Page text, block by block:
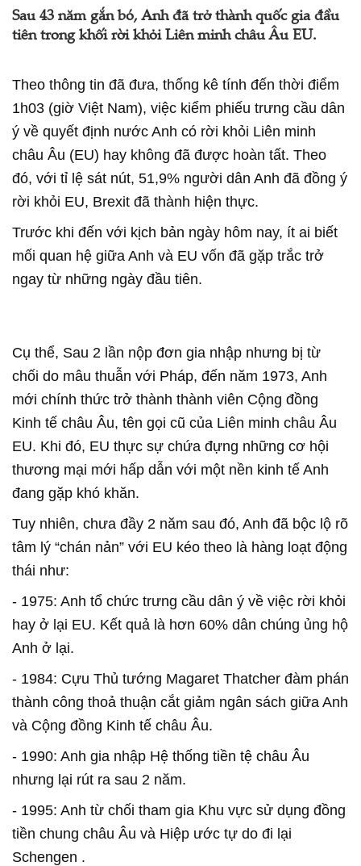
Sau 43 năm gắn bó, Anh đã trở thành quốc gia đầu
tiên trong khối rời khỏi Liên minh châu Âu EU.
Theo thông tin đã đưa, thống kê tính đến thời điểm
1h03 (giờ Việt Nam), việc kiểm phiếu trưng cầu dân
ý về quyết định nước Anh có rời khỏi Liên minh
châu Âu (EU) hay không đã được hoàn tất. Theo
đó, với tỉ lệ sát nút, 51,9% người dân Anh đã đồng ý
rời khỏi EU, Brexit đã thành hiện thực.
Trước khi đến với kịch bản ngày hôm nay, ít ai biết
mối quan hệ giữa Anh và EU vốn đã gặp trắc trở
ngay từ những ngày đầu tiên.
Cụ thể, Sau 2 lần nộp đơn gia nhập nhưng bị từ
chối do mâu thuẫn với Pháp, đến năm 1973, Anh
mới chính thức trở thành thành viên Cộng đồng
Kinh tế châu Âu, tên gọi cũ của Liên minh châu Âu
EU. Khi đó, EU thực sự chứa đựng những cơ hội
thương mại mới hấp dẫn với một nền kinh tế Anh
đang gặp khó khăn.
Tuy nhiên, chưa đầy 2 năm sau đó, Anh đã bộc lộ rõ
tâm lý “chán nản” với EU kéo theo là hàng loạt động
thái như:
- 1975: Anh tổ chức trưng cầu dân ý về việc rời khỏi
hay ở lại EU. Kết quả là hơn 60% dân chúng ủng hộ
Anh ở lại.
- 1984: Cựu Thủ tướng Magaret Thatcher đàm phán
thành công thoả thuận cắt giảm ngân sách giữa Anh
và Cộng đồng Kinh tế châu Âu.
- 1990: Anh gia nhập Hệ thống tiền tệ châu Âu
nhưng lại rút ra sau 2 năm.
- 1995: Anh từ chối tham gia Khu vực sử dụng đồng
tiền chung châu Âu và Hiệp ước tự do đi lại
Schengen .